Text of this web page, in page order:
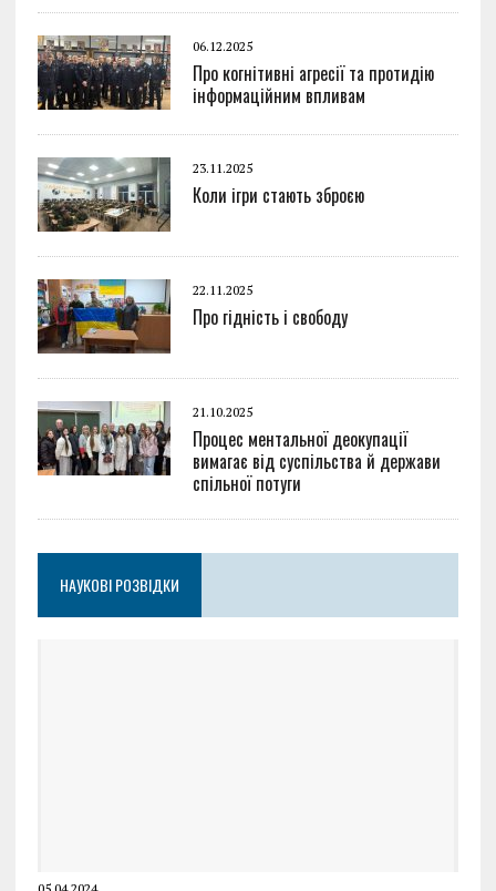
06.12.2025
Про когнітивні агресії та протидію
інформаційним впливам
23.11.2025
Коли ігри стають зброєю
22.11.2025
Про гідність і свободу
21.10.2025
Процес ментальної деокупації
вимагає від суспільства й держави
спільної потуги
НАУКОВІ РОЗВІДКИ